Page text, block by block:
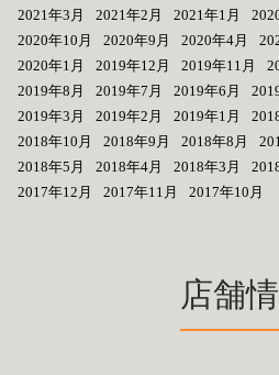
2021年3月
2021年2月 2021年1月
2020年10月
2020年9月 2020年4月
2020年1月
2019年12月 2019年11月
2019年8月
2019年7月 2019年6月
2019年3月
2019年2月 2019年1月
2018年10月
2018年9月 2018年8月
2018年5月
2018年4月 2018年3月
2017年12月
2017年11月 2017年10月
店舗